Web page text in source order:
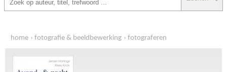
home fotografie & beeldbewerking fotograferen
focus op fotografie: avond- en nachtfotografie